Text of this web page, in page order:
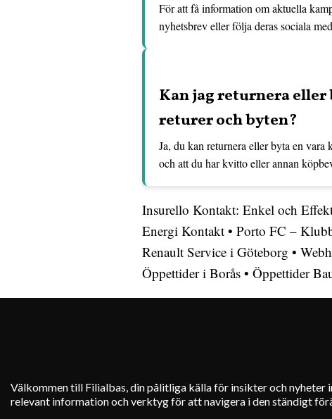
För att få information om aktuella
nyhetsbrev eller följa deras sociala
Kan jag returnera eller
returer och byten?
Ja, du kan returnera eller byta en
och att du har kvitto eller annan
Insurello Kontakt: Enkel och
Energi Kontakt • Porto FC –
Renault Service i Göteborg •
Öppettider i Borås • Öppettider
Välkommen till Filialbas, din pålitliga källa för insikter och nyheter
relevant information och verktyg för att navigera i den ständigt